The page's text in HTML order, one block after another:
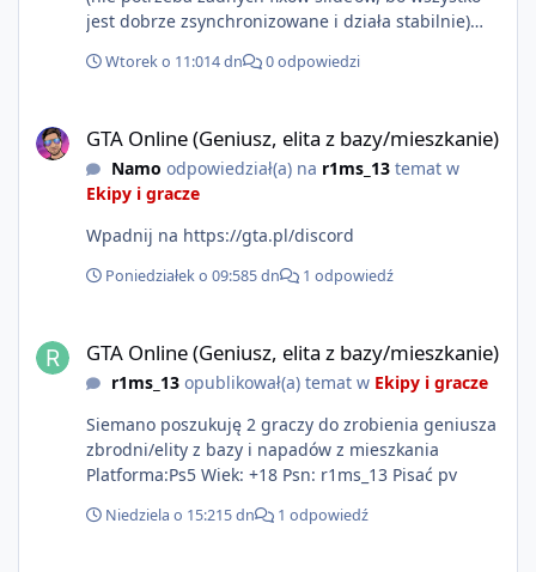
jest dobrze zsynchronizowane i działa stabilnie)
poziomie multiplayera Wygodne pisanie własnych
Kontakt: Discord — vincekidd Telegram —
xvincekidd Wideo demonstracyjne:
https://youtu.be/8IrdoG8iFz4
Wtorek o 11:014 dn 0 odpowiedzi
GTA Online (Geniusz, elita z bazy/mieszkanie)
Namo odpowiedział(a) na r1ms_13temat w
Ekipy i gracze
Wpadnij na https://gta.pl/discord
Poniedziałek o 09:585 dn 1 odpowiedź
GTA Online (Geniusz, elita z bazy/mieszkanie)
r1ms_13opublikował(a) temat w Ekipy i gracze
Siemano poszukuję 2 graczy do zrobienia geniusza
zbrodni/elity z bazy i napadów z mieszkania
Platforma:Ps5 Wiek: +18 Psn: r1ms_13 Pisać pv
Niedziela o 15:215 dn 1 odpowiedź